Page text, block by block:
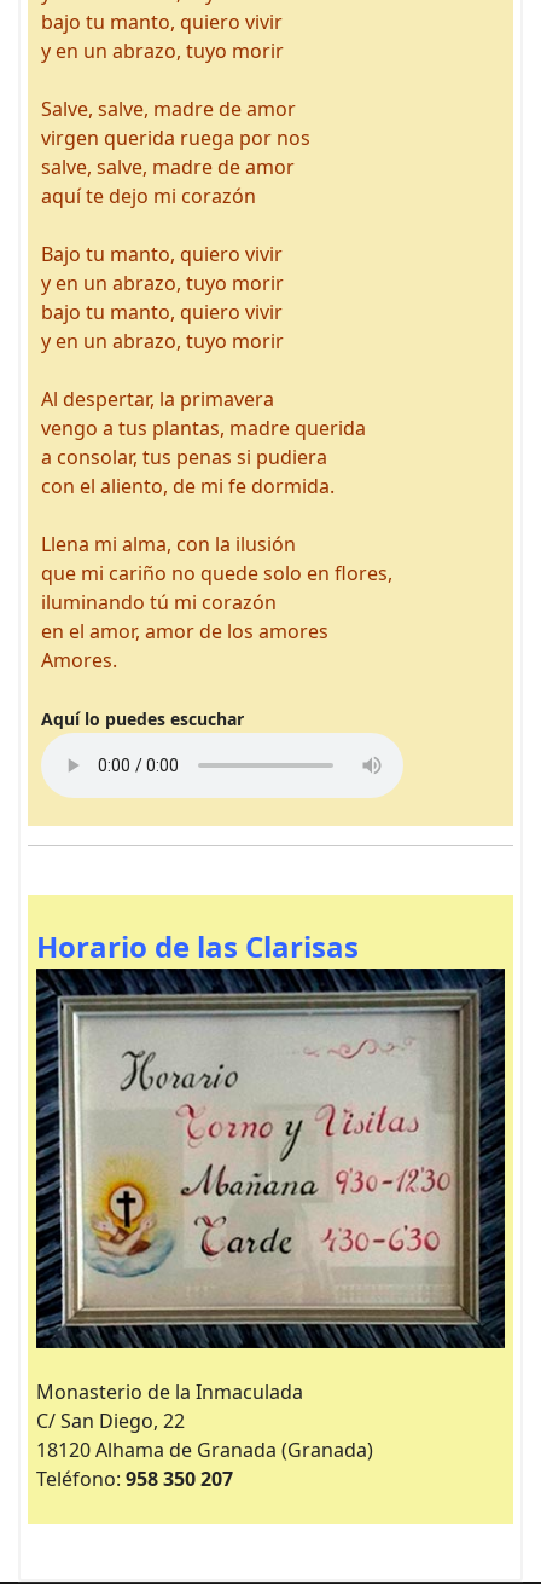
bajo tu manto, quiero vivir
y en un abrazo, tuyo morir
Salve, salve, madre de amor
virgen querida ruega por nos
salve, salve, madre de amor
aquí te dejo mi corazón
Bajo tu manto, quiero vivir
y en un abrazo, tuyo morir
bajo tu manto, quiero vivir
y en un abrazo, tuyo morir
Al despertar, la primavera
vengo a tus plantas, madre querida
a consolar, tus penas si pudiera
con el aliento, de mi fe dormida.
Llena mi alma, con la ilusión
que mi cariño no quede solo en flores,
iluminando tú mi corazón
en el amor, amor de los amores
Amores.
Aquí lo puedes escuchar
Horario de las Clarisas
Monasterio de la Inmaculada
C/ San Diego, 22
18120 Alhama de Granada (Granada)
Teléfono: 958 350 207